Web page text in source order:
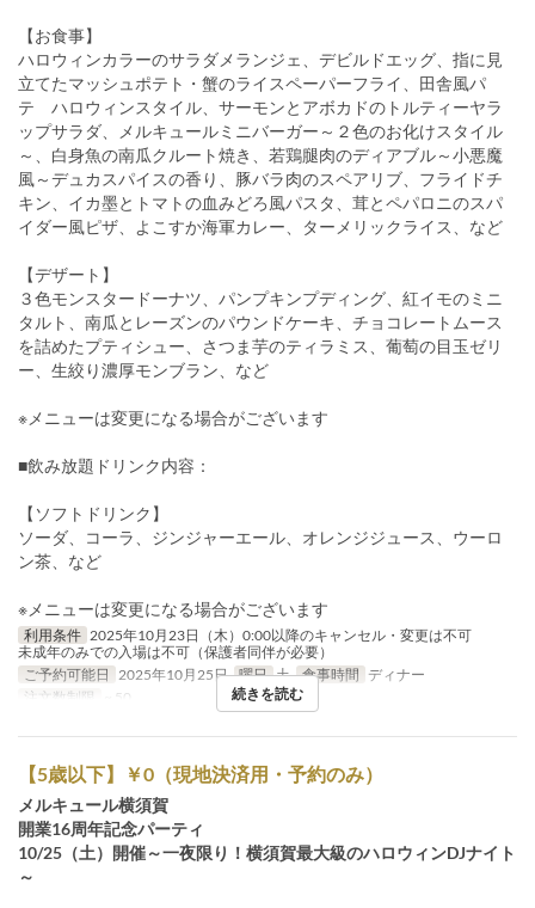
【お食事】
ハロウィンカラーのサラダメランジェ、デビルドエッグ、指に見
立てたマッシュポテト・蟹のライスペーパーフライ、田舎風パ
テ ハロウィンスタイル、サーモンとアボカドのトルティーヤラ
ップサラダ、メルキュールミニバーガー～２色のお化けスタイル
～、白身魚の南瓜クルート焼き、若鶏腿肉のディアブル～小悪魔
風～デュカスパイスの香り、豚バラ肉のスペアリブ、フライドチ
キン、イカ墨とトマトの血みどろ風パスタ、茸とペパロニのスパ
イダー風ピザ、よこすか海軍カレー、ターメリックライス、など
【デザート】
３色モンスタードーナツ、パンプキンプディング、紅イモのミニ
タルト、南瓜とレーズンのパウンドケーキ、チョコレートムース
を詰めたプティシュー、さつま芋のティラミス、葡萄の目玉ゼリ
ー、生絞り濃厚モンブラン、など
※メニューは変更になる場合がございます
■飲み放題ドリンク内容：
【ソフトドリンク】
ソーダ、コーラ、ジンジャーエール、オレンジジュース、ウーロ
ン茶、など
※メニューは変更になる場合がございます
利用条件 2025年10月23日（木）0:00以降のキャンセル・変更は不可
未成年のみでの入場は不可（保護者同伴が必要）
ご予約可能日 2025年10月25日 曜日 土 食事時間 ディナー
注文数制限
~ 50 続きを読む
【5歳以下】￥0（現地決済用・予約のみ）
メルキュール横須賀
開業16周年記念パーティ
10/25（土）開催～一夜限り！横須賀最大級のハロウィンDJナイト
～